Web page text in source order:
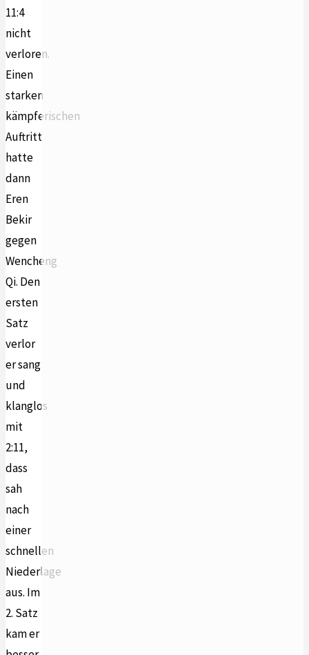
11:4
nicht
verloren.
Einen
starken
kämpferischen
Auftritt
hatte
dann
Eren
Bekir
gegen
Wencheng
Qi. Den
ersten
Satz
verlor
er sang
und
klanglos
mit
2:11,
dass
sah
nach
einer
schnellen
Niederlage
aus. Im
2. Satz
kam er